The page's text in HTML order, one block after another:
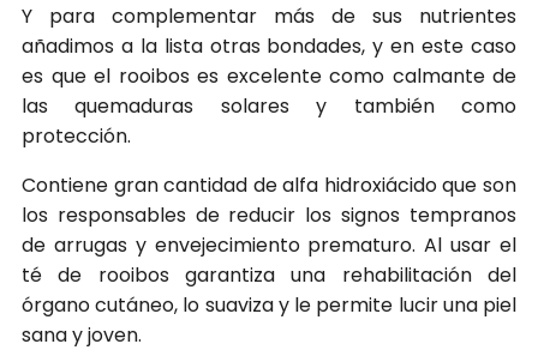
Y para complementar más de sus nutrientes
añadimos a la lista otras bondades, y en este caso
es que el rooibos es excelente como calmante de
las quemaduras solares y también como
protección.
Contiene gran cantidad de alfa hidroxiácido que son
los responsables de reducir los signos tempranos
de arrugas y envejecimiento prematuro. Al usar el
té de rooibos garantiza una rehabilitación del
órgano cutáneo, lo suaviza y le permite lucir una piel
sana y joven.